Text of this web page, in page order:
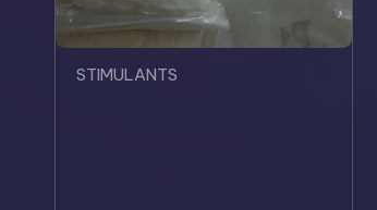
STIMULANTS